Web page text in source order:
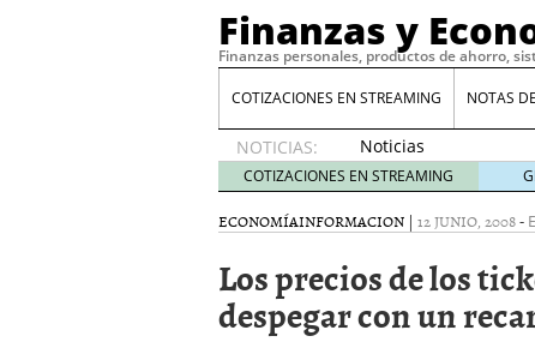
Finanzas y
Finanzas personales, productos de ahorro,
COTIZACIONES EN STREAMING NOTAS
NOTICIAS:
Noticias
de XRP
por qué
las
whales
suelen
COTIZACIONES EN STREAMING
ECONOMÍAINFORMACION | 12 JUNIO, 2008-
Los precios de los
despegar con un